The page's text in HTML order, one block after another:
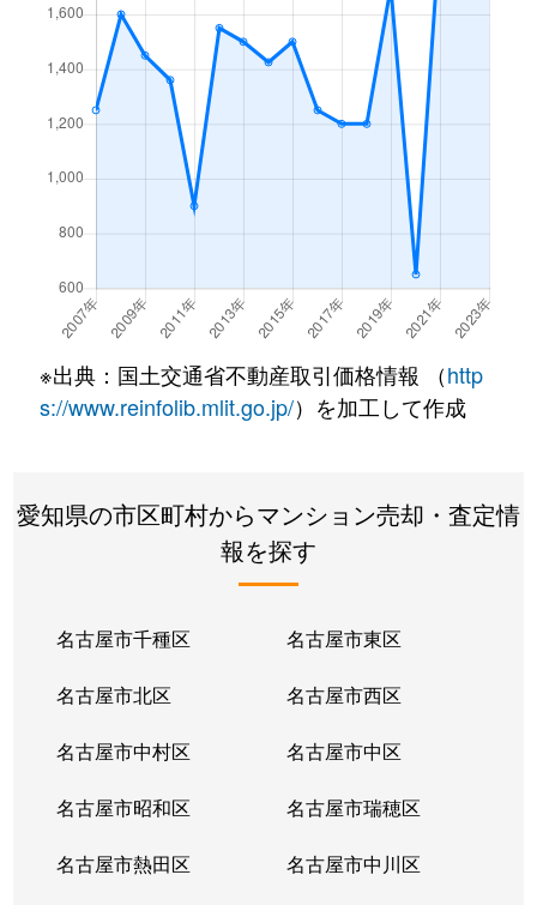
※出典：国土交通省不動産取引価格情報 （http
s://www.reinfolib.mlit.go.jp/）を加工して作成
愛知県の市区町村からマンション売却・査定情
報を探す
名古屋市千種区 名古屋市東区
名古屋市北区 名古屋市西区
名古屋市中村区 名古屋市中区
名古屋市昭和区 名古屋市瑞穂区
名古屋市熱田区 名古屋市中川区